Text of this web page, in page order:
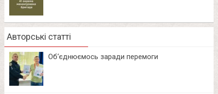
Авторські статті
Об‘єднюємось заради перемоги